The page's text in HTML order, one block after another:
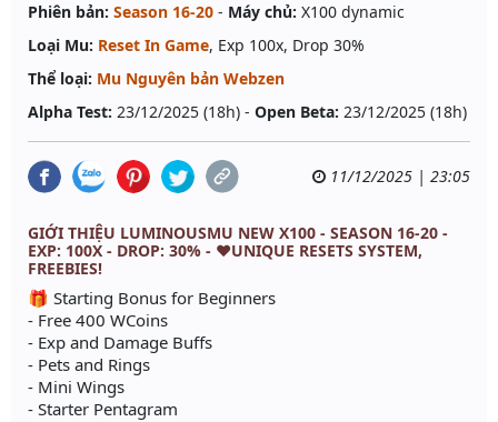
Phiên bản: Season 16-20 - Máy chủ: X100 dynamic
Loại Mu: Reset In Game, Exp 100x, Drop 30%
Thể loại: Mu Nguyên bản Webzen
Alpha Test: 23/12/2025 (18h) - Open Beta: 23/12/2025 (18h)
11/12/2025 | 23:05
GIỚI THIỆU LUMINOUSMU NEW X100 - SEASON 16-20 -
EXP: 100X - DROP: 30% - ❤️UNIQUE RESETS SYSTEM,
FREEBIES!
🎁 Starting Bonus for Beginners
- Free 400 WCoins
- Exp and Damage Buffs
- Pets and Rings
- Mini Wings
- Starter Pentagram